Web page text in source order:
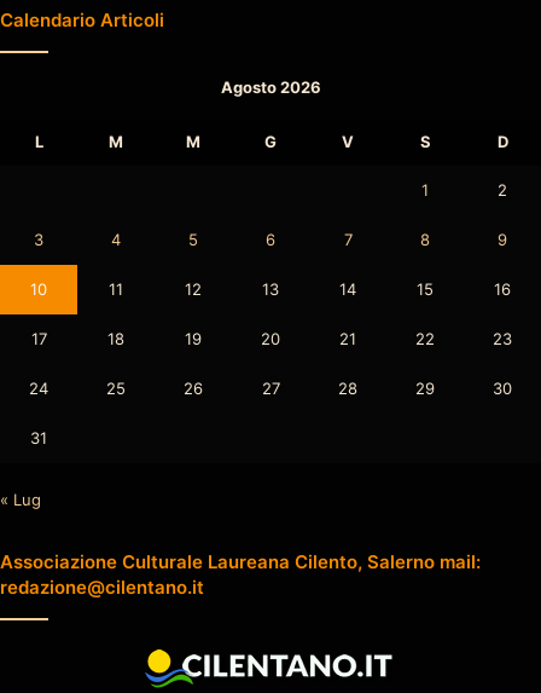
Calendario Articoli
Agosto 2026
L M M G V S D
1 2
3 4 5 6 7 8 9
10 11 12 13 14 15 16
17 18 19 20 21 22 23
24 25 26 27 28 29 30
31
« Lug
Associazione Culturale Laureana Cilento, Salerno mail:
redazione@cilentano.it